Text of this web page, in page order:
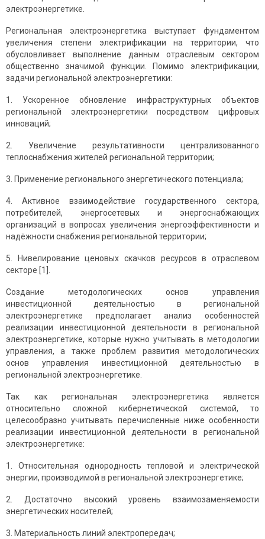
электроэнергетике.
Региональная электроэнергетика выступает фундаментом
увеличения степени электрификации на территории, что
обусловливает выполнение данным отраслевым сектором
общественно значимой функции. Помимо электрификации,
задачи региональной электроэнергетики:
1. Ускоренное обновление инфраструктурных объектов
региональной электроэнергетики посредством цифровых
инноваций;
2. Увеличение результативности централизованного
теплоснабжения жителей региональной территории;
3. Применение регионального энергетического потенциала;
4. Активное взаимодействие государственного сектора,
потребителей, энергосетевых и энергоснабжающих
организаций в вопросах увеличения энергоэффективности и
надёжности снабжения региональной территории;
5. Нивелирование ценовых скачков ресурсов в отраслевом
секторе [1].
Создание методологических основ управления
инвестиционной деятельностью в региональной
электроэнергетике предполагает анализ особенностей
реализации инвестиционной деятельности в региональной
электроэнергетике, которые нужно учитывать в методологии
управления, а также проблем развития методологических
основ управления инвестиционной деятельностью в
региональной электроэнергетике.
Так как региональная электроэнергетика является
относительно сложной кибернетической системой, то
целесообразно учитывать перечисленные ниже особенности
реализации инвестиционной деятельности в региональной
электроэнергетике:
1. Относительная однородность тепловой и электрической
энергии, производимой в региональной электроэнергетике;
2. Достаточно высокий уровень взаимозаменяемости
энергетических носителей;
3. Материальность линий электропередач;